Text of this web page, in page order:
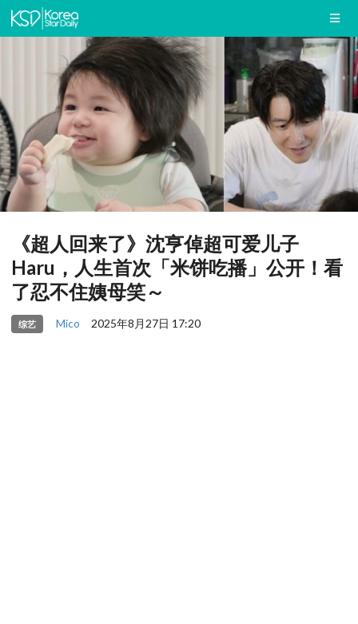
《超人回来了》沈亨倬超可爱儿子
Haru，人生首次「米饼吃播」公开！看
了忍不住姨母笑～
综艺 Mico 2025年8月27日 17:20